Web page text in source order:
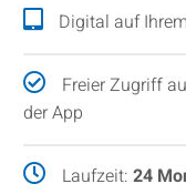
Digital auf
Freier Zugriff
der App
Laufzeit: 24